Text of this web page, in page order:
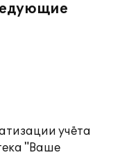
учёта
"Ваше